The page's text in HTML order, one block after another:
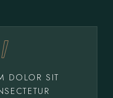
DOLOR SIT